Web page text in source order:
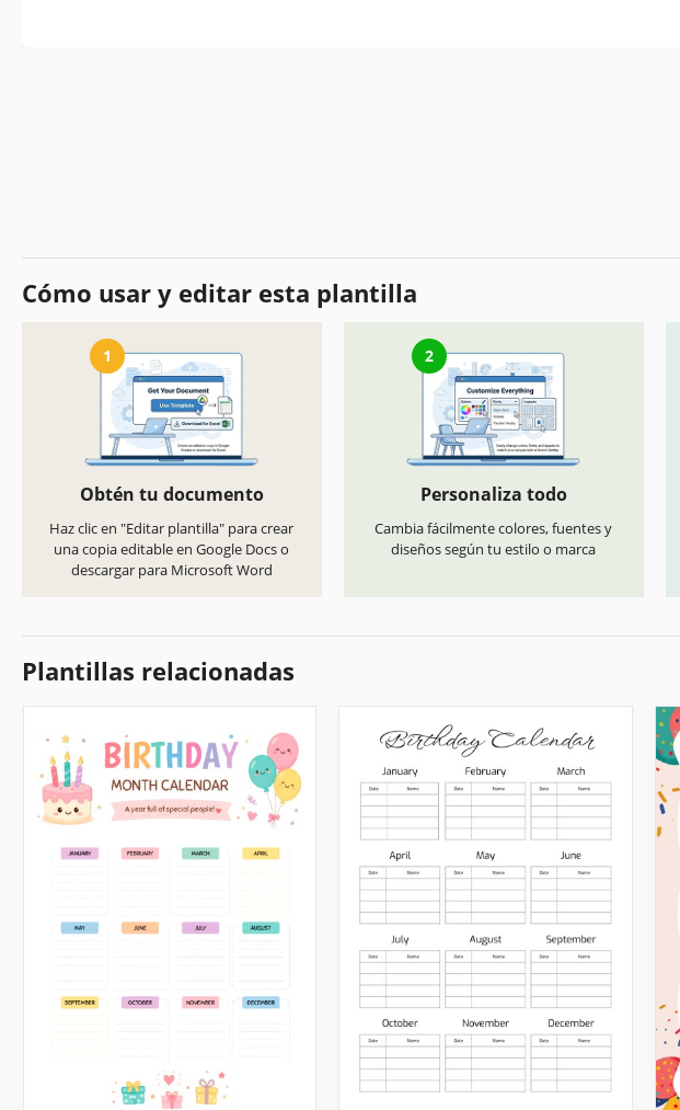
Cómo usar y editar esta plantilla
1
Obtén tu documento
Haz clic en "Editar plantilla" para crear
una copia editable en Google Docs o
descargar para Microsoft Word
2
Personaliza todo
Cambia fácilmente colores, fuentes y
diseños según tu estilo o marca
Plantillas relacionadas